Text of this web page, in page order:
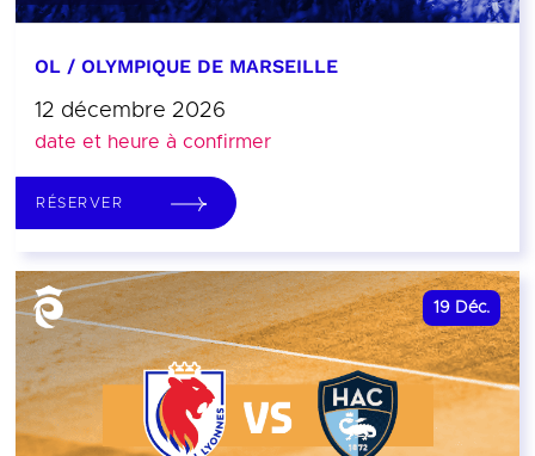
OL / OLYMPIQUE DE MARSEILLE
12 décembre 2026
date et heure à confirmer
RÉSERVER
19 Déc.